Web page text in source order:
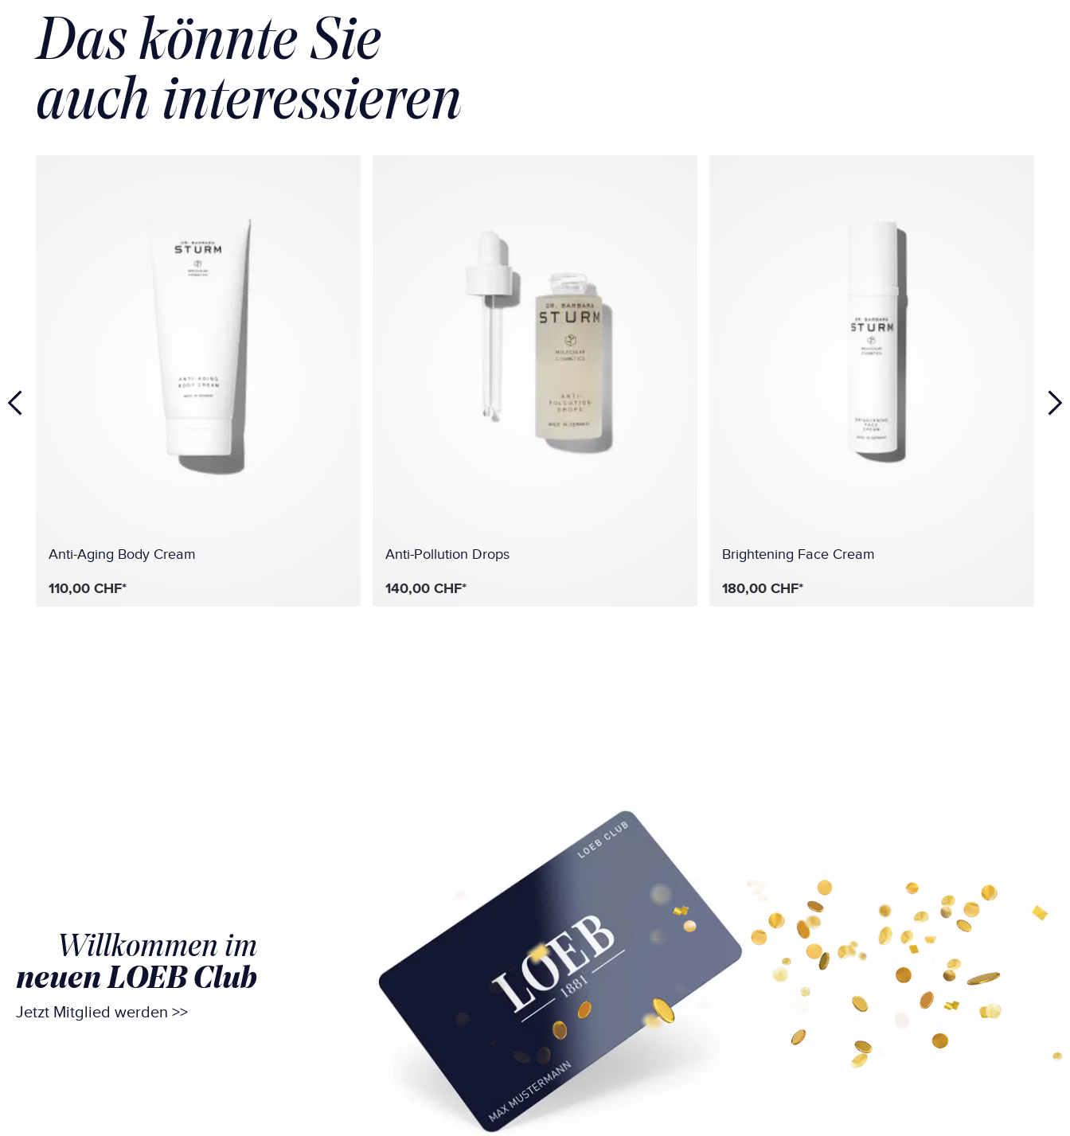
Das könnte Sie
auch interessieren
Anti-Aging Body Cream
110,00 CHF*
Anti-Pollution Drops
140,00 CHF*
Brightening Face Cream
180,00 CHF*
Willkommen im
neuen LOEB Club
Jetzt Mitglied werden >>